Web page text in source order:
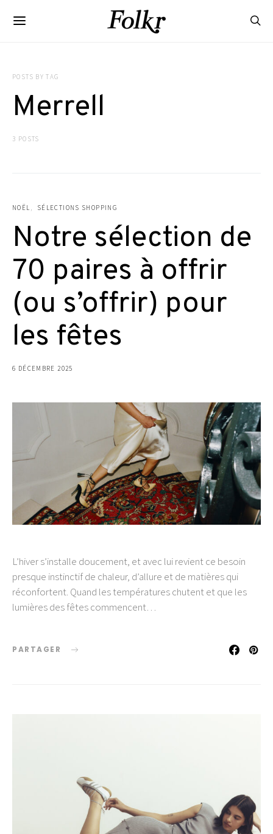
POSTS BY TAG
Merrell
3 POSTS
NOËL SÉLECTIONS SHOPPING
Notre sélection de
70 paires à offrir
(ou s’offrir) pour
les fêtes
6 DÉCEMBRE 2025
L’hiver s’installe doucement, et avec lui revient ce besoin
presque instinctif de chaleur, d’allure et de matières qui
réconfortent. Quand les températures chutent et que les
lumières des fêtes commencent…
PARTAGER